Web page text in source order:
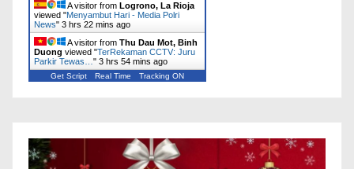
A visitor from Logrono, La Rioja
viewed "Menyambut Hari - Media Polri
News" 3 hrs 22 mins ago
A visitor from Thu Dau Mot, Binh
Duong viewed "‎TerRekaman CCTV: Juru
Parkir Tewas… " 3 hrs 54 mins ago
Get Script Real Time Tracking ON